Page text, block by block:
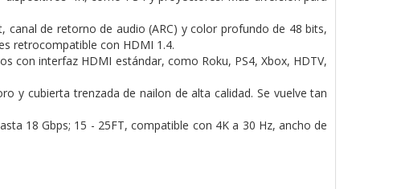
canal de retorno de audio (ARC) y color profundo de 48 bits,
retrocompatible con HDMI 1.4.
con interfaz HDMI estándar, como Roku, PS4, Xbox, HDTV,
y cubierta trenzada de nailon de alta calidad. Se vuelve tan
18 Gbps; 15 - 25FT, compatible con 4K a 30 Hz, ancho de